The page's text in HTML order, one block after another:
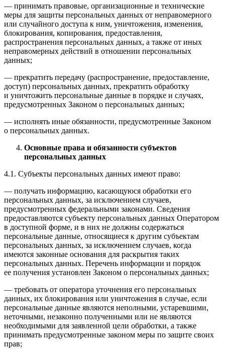
— принимать правовые, организационные и технические
меры для защиты персональных данных от неправомерного
или случайного доступа к ним, уничтожения, изменения,
блокирования, копирования, предоставления,
распространения персональных данных, а также от иных
неправомерных действий в отношении персональных
данных;
— прекратить передачу (распространение, предоставление,
доступ) персональных данных, прекратить обработку
и уничтожить персональные данные в порядке и случаях,
предусмотренных Законом о персональных данных;
— исполнять иные обязанности, предусмотренные Законом
о персональных данных.
Основные права и обязанности субъектов
персональных данных
4.1. Субъекты персональных данных имеют право:
— получать информацию, касающуюся обработки его
персональных данных, за исключением случаев,
предусмотренных федеральными законами. Сведения
предоставляются субъекту персональных данных Оператором
в доступной форме, и в них не должны содержаться
персональные данные, относящиеся к другим субъектам
персональных данных, за исключением случаев, когда
имеются законные основания для раскрытия таких
персональных данных. Перечень информации и порядок
ее получения установлен Законом о персональных данных;
— требовать от оператора уточнения его персональных
данных, их блокирования или уничтожения в случае, если
персональные данные являются неполными, устаревшими,
неточными, незаконно полученными или не являются
необходимыми для заявленной цели обработки, а также
принимать предусмотренные законом меры по защите своих
прав;